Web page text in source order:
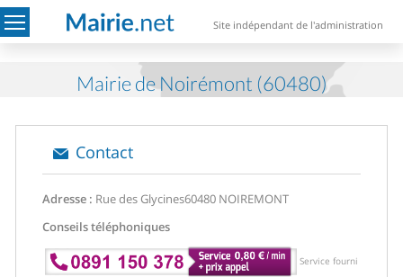
Site indépendant de l'administration
Mairie de Noirémont (60480)
Contact
Adresse : Rue des Glycines60480 NOIREMONT
Conseils téléphoniques
Service fourni